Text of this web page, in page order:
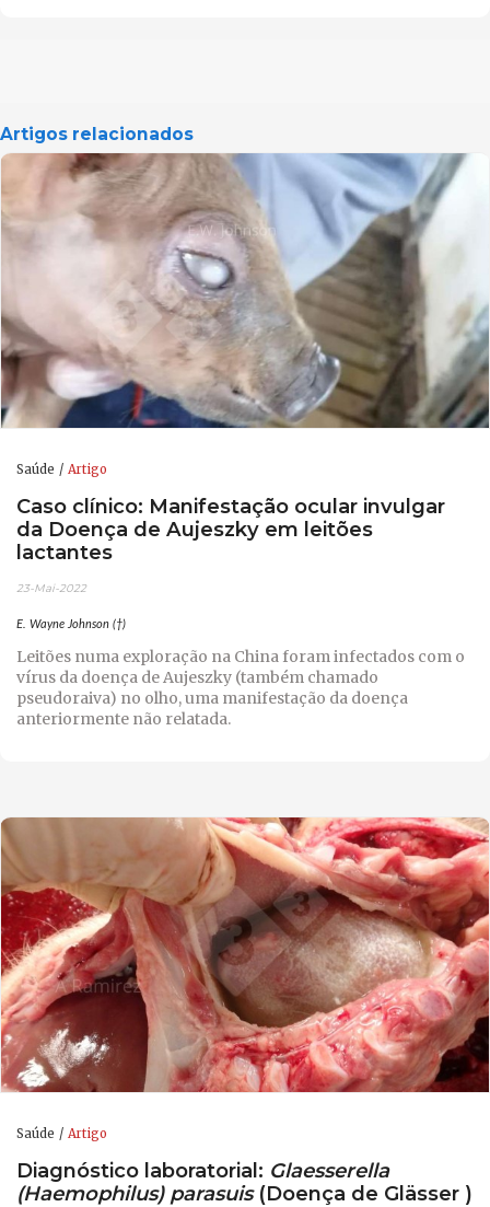
Artigos relacionados
Saúde Artigo
Caso clínico: Manifestação ocular invulgar
da Doença de Aujeszky em leitões
lactantes
23-Mai-2022
E. Wayne Johnson (†)
Leitões numa exploração na China foram infectados com o
vírus da doença de Aujeszky (também chamado
pseudoraiva) no olho, uma manifestação da doença
anteriormente não relatada.
Saúde Artigo
Diagnóstico laboratorial: Glaesserella
(Haemophilus) parasuis(Doença de Glässer )